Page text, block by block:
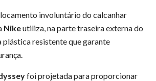
involuntário do calcanhar
Nikeutiliza, na parte traseira externa do
plástica resistente que garante
foi projetada para proporcionar